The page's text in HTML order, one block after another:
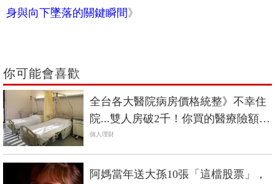
身與向下墜落的關鍵瞬間 》
你可能會喜歡
全台各大醫院病房價格統整》不幸住
院...雙人房破2千！你買的醫療險額度
夠賠嗎？
個人理財
阿媽當年送大孫10張「這檔股票」，